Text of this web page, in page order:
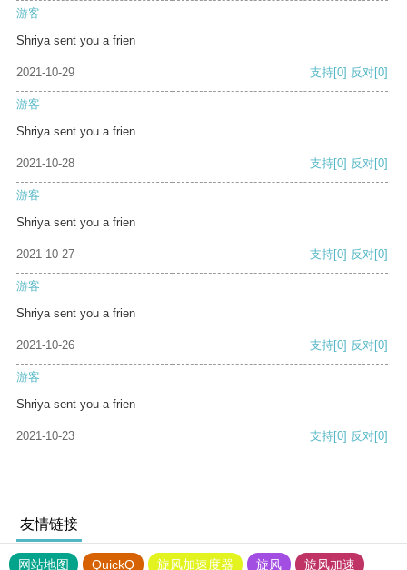
游客
Shriya sent you a frien
2021-10-29 支持[0] 反对[0]
游客
Shriya sent you a frien
2021-10-28 支持[0] 反对[0]
游客
Shriya sent you a frien
2021-10-27 支持[0] 反对[0]
游客
Shriya sent you a frien
2021-10-26 支持[0] 反对[0]
游客
Shriya sent you a frien
2021-10-23 支持[0] 反对[0]
友情链接
网站地图 QuickQ 旋风加速度器 旋风 旋风加速